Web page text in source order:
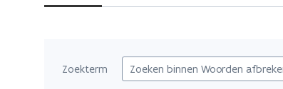
afbreken
Zoekterm